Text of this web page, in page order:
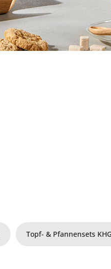
Topf- & Pfannensets